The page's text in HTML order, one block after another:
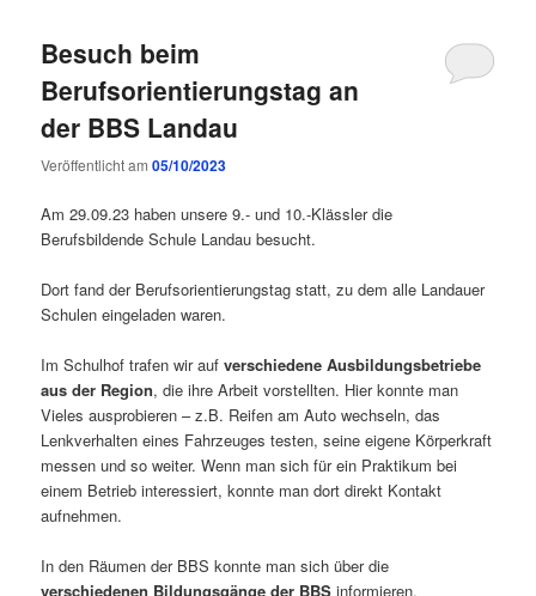
Besuch beim
Berufsorientierungstag an
der BBS Landau
Veröffentlicht am05/10/2023
Am 29.09.23 haben unsere 9.- und 10.-Klässler die
Berufsbildende Schule Landau besucht.
Dort fand der Berufsorientierungstag statt, zu dem alle Landauer
Schulen eingeladen waren.
Im Schulhof trafen wir aufverschiedene Ausbildungsbetriebe
aus der Region, die ihre Arbeit vorstellten. Hier konnte man
Vieles ausprobieren – z.B. Reifen am Auto wechseln, das
Lenkverhalten eines Fahrzeuges testen, seine eigene Körperkraft
messen und so weiter. Wenn man sich für ein Praktikum bei
einem Betrieb interessiert, konnte man dort direkt Kontakt
aufnehmen.
In den Räumen der BBS konnte man sich über die
verschiedenen Bildungsgänge der BBS informieren.